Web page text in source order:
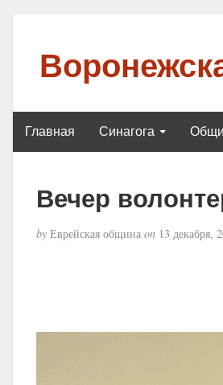
Главная Синагога
Вечер
byЕврейская община on13 декабря,